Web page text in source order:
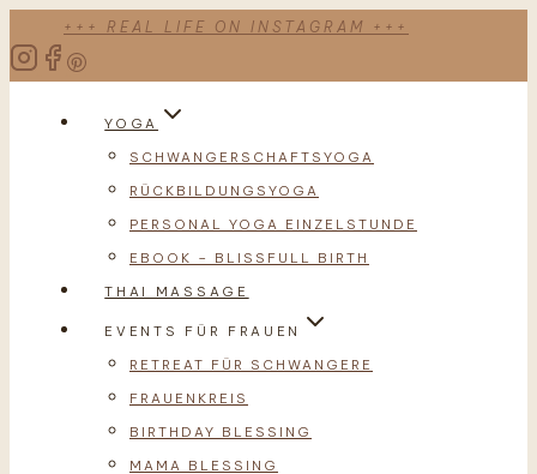
Inhalt
+++ REAL LIFE ON INSTAGRAM +++
YOGA
SCHWANGERSCHAFTSYOGA
RÜCKBILDUNGSYOGA
PERSONAL YOGA EINZELSTUNDE
EBOOK – BLISSFULL BIRTH
THAI MASSAGE
EVENTS FÜR FRAUEN
RETREAT FÜR SCHWANGERE
FRAUENKREIS
BIRTHDAY BLESSING
MAMA BLESSING